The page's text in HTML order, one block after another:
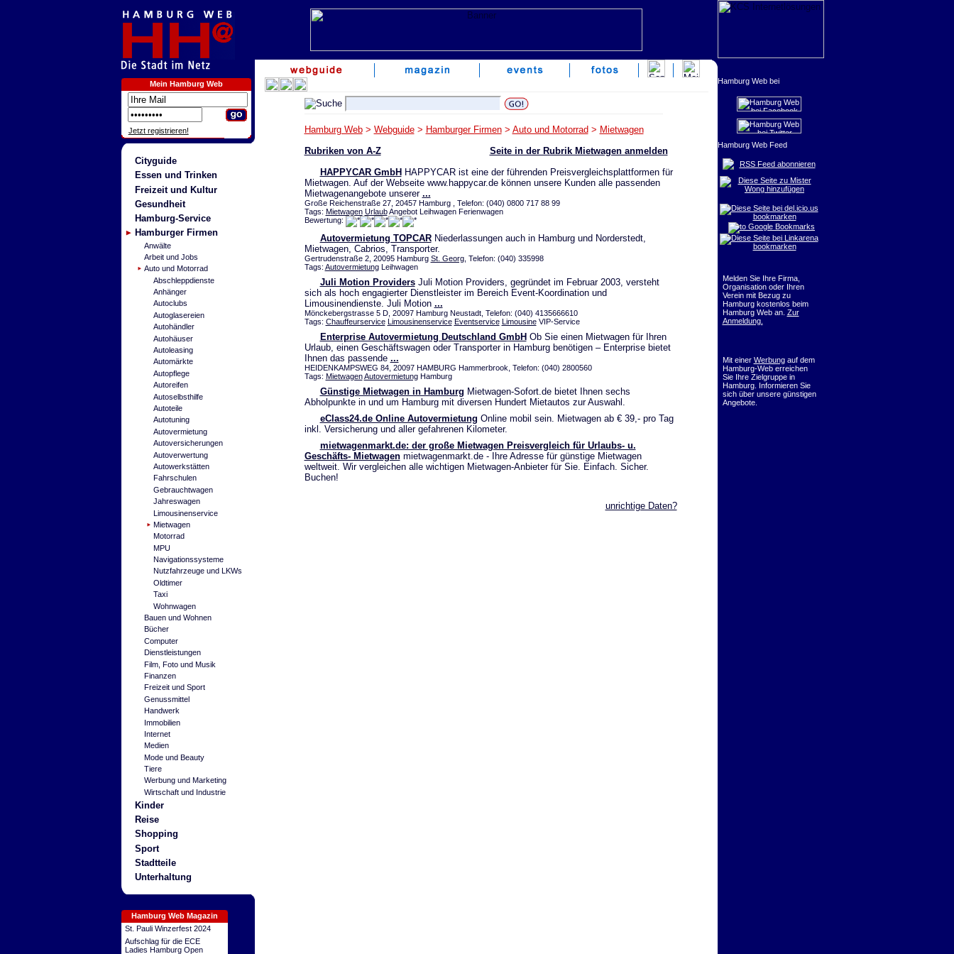
Mein Hamburg Web
Jetzt registrieren!
Cityguide
Essen und Trinken
Freizeit und Kultur
Gesundheit
Hamburg-Service
Hamburger Firmen
Anwälte
Arbeit und Jobs
Auto und Motorrad
Abschleppdienste
Anhänger
Autoclubs
Autoglasereien
Autohändler
Autohäuser
Autoleasing
Automärkte
Autopflege
Autoreifen
Autoselbsthilfe
Autoteile
Autotuning
Autovermietung
Autoversicherungen
Autoverwertung
Autowerkstätten
Fahrschulen
Gebrauchtwagen
Jahreswagen
Limousinenservice
Mietwagen
Motorrad
MPU
Navigationssysteme
Nutzfahrzeuge und LKWs
Oldtimer
Taxi
Wohnwagen
Bauen und Wohnen
Bücher
Computer
Dienstleistungen
Film, Foto und Musik
Finanzen
Freizeit und Sport
Genussmittel
Handwerk
Immobilien
Internet
Medien
Mode und Beauty
Tiere
Werbung und Marketing
Wirtschaft und Industrie
Kinder
Reise
Shopping
Sport
Stadtteile
Unterhaltung
Hamburg Web Magazin
St. Pauli Winzerfest 2024
Aufschlag für die ECE
Ladies Hamburg Open
Hamburg Web> Webguide> Hamburger Firmen> Auto und Motorrad > Mietwagen
Rubriken von A-Z
Seite in der Rubrik Mietwagen anmelden
HAPPYCAR GmbH HAPPYCAR ist eine der führenden Preisvergleichsplattformen für
Mietwagen. Auf der Webseite www.happycar.de können unsere Kunden alle passenden
Mietwagenangebote unserer ...
Große Reichenstraße 27, 20457 Hamburg , Telefon: (040) 0800 717 88 99
Tags: Mietwagen UrlaubAngebot Leihwagen Ferienwagen
Bewertung:
Autovermietung TOPCARNiederlassungen auch in Hamburg und Norderstedt,
Mietwagen, Cabrios, Transporter.
Gertrudenstraße 2, 20095 Hamburg St. Georg, Telefon: (040) 335998
Tags: AutovermietungLeihwagen
Juli Motion ProvidersJuli Motion Providers, gegründet im Februar 2003, versteht
sich als hoch engagierter Dienstleister im Bereich Event-Koordination und
Limousinendienste. Juli Motion ...
Mönckebergstrasse 5 D, 20097 Hamburg Neustadt, Telefon: (040) 4135666610
Tags: Chauffeurservice Limousinenservice Eventservice LimousineVIP-Service
Enterprise Autovermietung Deutschland GmbH Ob Sie einen Mietwagen für Ihren
Urlaub, einen Geschäftswagen oder Transporter in Hamburg benötigen – Enterprise bietet
Ihnen das passende ...
HEIDENKAMPSWEG 84, 20097 HAMBURG Hammerbrook, Telefon: (040) 2800560
Tags: Mietwagen AutovermietungHamburg
Günstige Mietwagen in Hamburg Mietwagen-Sofort.de bietet Ihnen sechs
Abholpunkte in und um Hamburg mit diversen Hundert Mietautos zur Auswahl.
eClass24.de Online Autovermietung Online mobil sein. Mietwagen ab € 39,- pro Tag
inkl. Versicherung und aller gefahrenen Kilometer.
mietwagenmarkt.de: der große Mietwagen Preisvergleich für Urlaubs- u.
Geschäfts- Mietwagenmietwagenmarkt.de - Ihre Adresse für günstige Mietwagen
weltweit. Wir vergleichen alle wichtigen Mietwagen-Anbieter für Sie. Einfach. Sicher.
Buchen!
unrichtige Daten?
RSS Feed abonnieren
Melden Sie Ihre Firma,
Organisation oder Ihren
Verein mit Bezug zu
Hamburg kostenlos beim
Hamburg Web an. Zur
Anmeldung.
Mit einer Werbungauf dem
Hamburg-Web erreichen
Sie Ihre Zielgruppe in
Hamburg. Informieren Sie
sich über unsere günstigen
Angebote.